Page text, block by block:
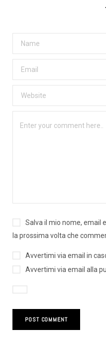
Salva il mio nome, email
la prossima volta che
Avvertimi via email in
Avvertimi via email alla